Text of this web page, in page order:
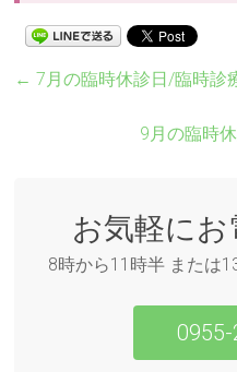
← 7月の臨時休診日/臨時診
9月の臨時
お気軽に
8時から11時半 または